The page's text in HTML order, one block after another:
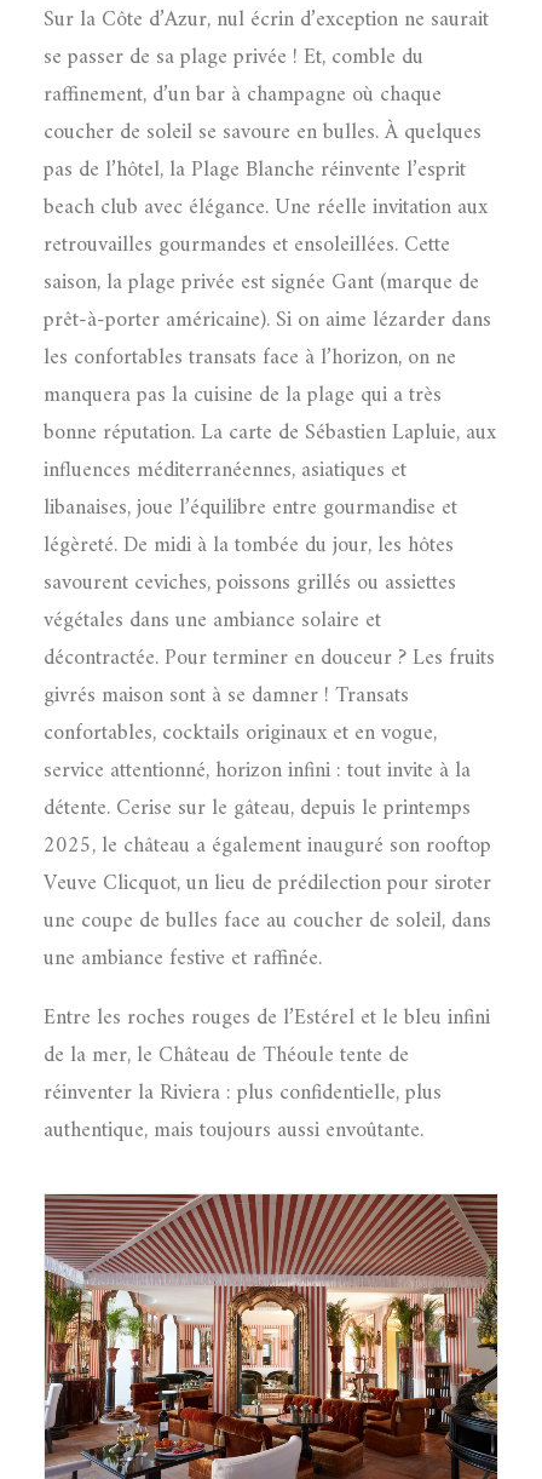
Sur la Côte d’Azur, nul écrin d’exception ne saurait
se passer de sa plage privée ! Et, comble du
raffinement, d’un bar à champagne où chaque
coucher de soleil se savoure en bulles. À quelques
pas de l’hôtel, la Plage Blanche réinvente l’esprit
beach club avec élégance. Une réelle invitation aux
retrouvailles gourmandes et ensoleillées. Cette
saison, la plage privée est signée Gant (marque de
prêt-à-porter américaine). Si on aime lézarder dans
les confortables transats face à l’horizon, on ne
manquera pas la cuisine de la plage qui a très
bonne réputation. La carte de Sébastien Lapluie, aux
influences méditerranéennes, asiatiques et
libanaises, joue l’équilibre entre gourmandise et
légèreté. De midi à la tombée du jour, les hôtes
savourent ceviches, poissons grillés ou assiettes
végétales dans une ambiance solaire et
décontractée. Pour terminer en douceur ? Les fruits
givrés maison sont à se damner ! Transats
confortables, cocktails originaux et en vogue,
service attentionné, horizon infini : tout invite à la
détente. Cerise sur le gâteau, depuis le printemps
2025, le château a également inauguré son rooftop
Veuve Clicquot, un lieu de prédilection pour siroter
une coupe de bulles face au coucher de soleil, dans
une ambiance festive et raffinée.
Entre les roches rouges de l’Estérel et le bleu infini
de la mer, le Château de Théoule tente de
réinventer la Riviera : plus confidentielle, plus
authentique, mais toujours aussi envoûtante.